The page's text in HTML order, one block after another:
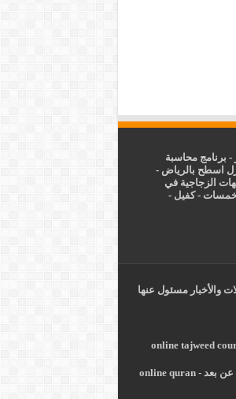
- برنامج محاسبة
اسطح بالرياض -
الزجاجية في
-كفيل -
والأخبار مسئول عنها
online tajweed
عن بعد -
online quran